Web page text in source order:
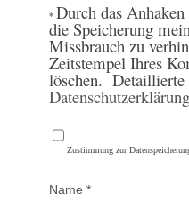
* Durch das
die Speicherung
Missbrauch zu
Zeitstempel Ihres
löschen. Detaillierte
Datenschutzerklärung
Zustimmung zur
Name *